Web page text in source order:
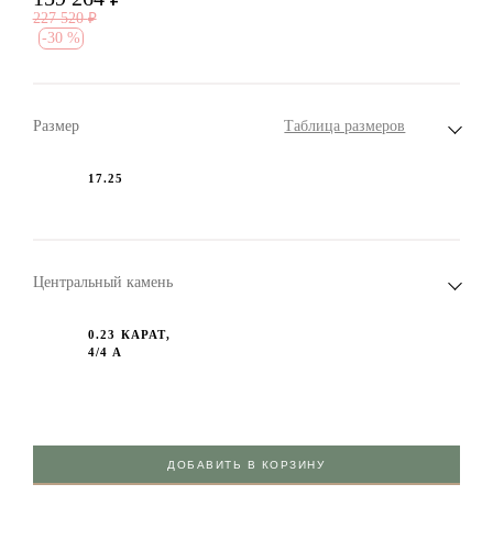
227 520 ₽
-30 %
Размер Таблица размеров
17.25
Центральный камень
0.23 КАРАТ,
4/4 А
ДОБАВИТЬ В КОРЗИНУ